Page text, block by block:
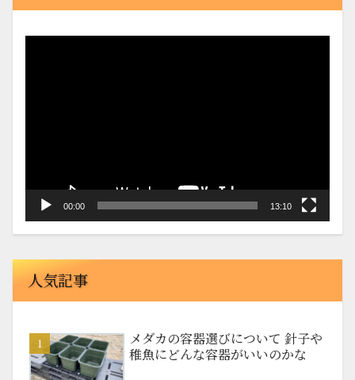
00:00 13:10
人気記事
メダカの容器選びについて 針子や
稚魚にどんな容器がいいのかな